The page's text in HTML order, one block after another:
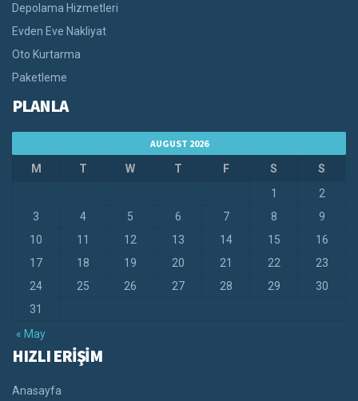
Depolama Hizmetleri
Evden Eve Nakliyat
Oto Kurtarma
Paketleme
PLANLA
AUGUST 2026
M T W T F S S
« May
1
2
3
4 5 6 7 8
9
10
11 12 13 14 15
16
17
18 19 20 21 22
23
24
25 26 27 28 29
30
31
HIZLI ERİŞİM
Anasayfa